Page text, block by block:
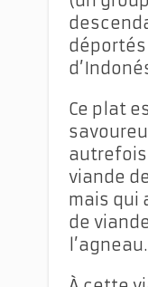
Ce plat
viande
mais qui
de
l’agneau.